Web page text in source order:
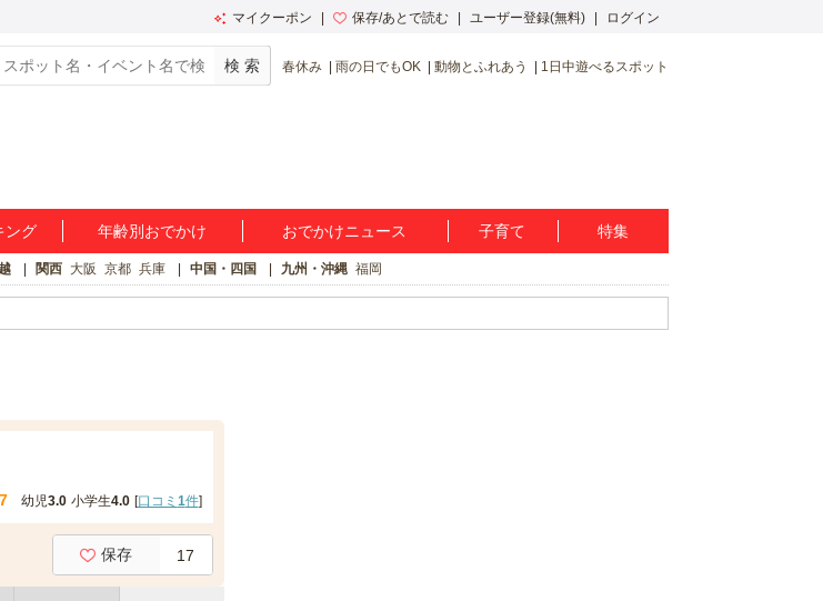
マイクーポン 保存/あとで読む ユーザー登録(無料) ログイン
春休み 雨の日でもOK 動物とふれあう 1日中遊べるスポット
ング 年齢別おでかけ おでかけニュース 子育て 特集
関西 大阪 京都 兵庫 中国・四国 九州・沖縄 福岡
幼児3.0 小学生4.0 [口コミ 1件]
保存 17